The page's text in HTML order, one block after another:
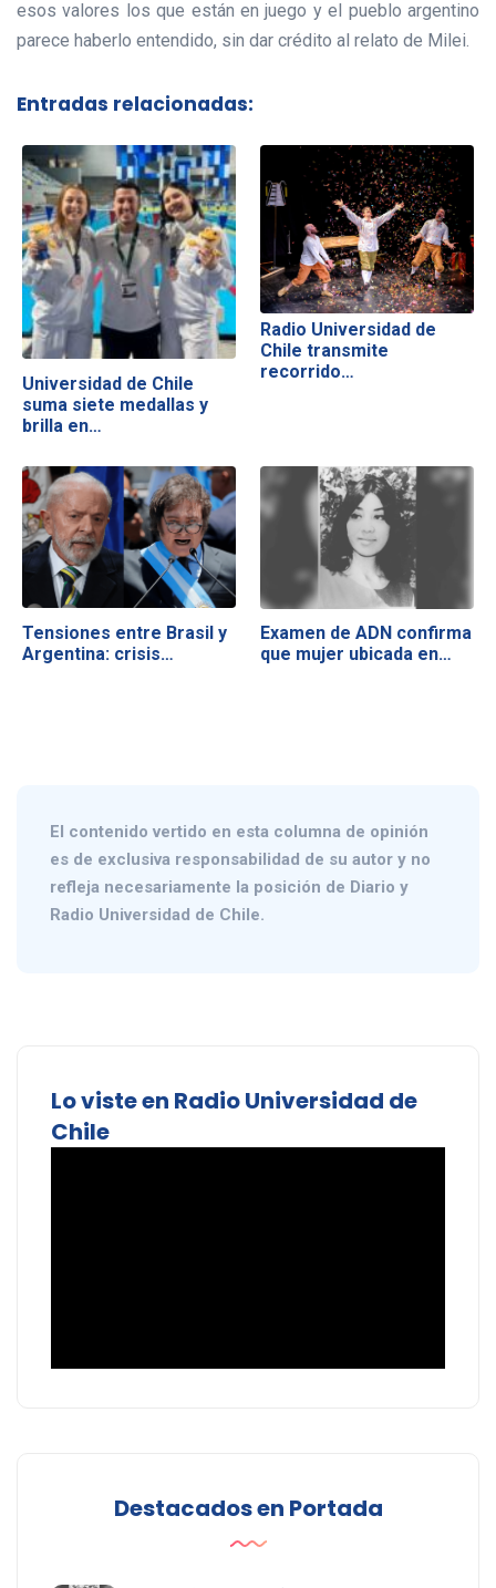
esos valores los que están en juego y el pueblo argentino
parece haberlo entendido, sin dar crédito al relato de Milei.
Entradas relacionadas:
Universidad de Chile
suma siete medallas y
brilla en…
Radio Universidad de
Chile transmite
recorrido…
Tensiones entre Brasil y
Argentina: crisis…
Examen de ADN confirma
que mujer ubicada en…
El contenido vertido en esta columna de opinión
es de exclusiva responsabilidad de su autor y no
refleja necesariamente la posición de Diario y
Radio Universidad de Chile.
Lo viste en Radio Universidad de
Chile
Destacados en Portada